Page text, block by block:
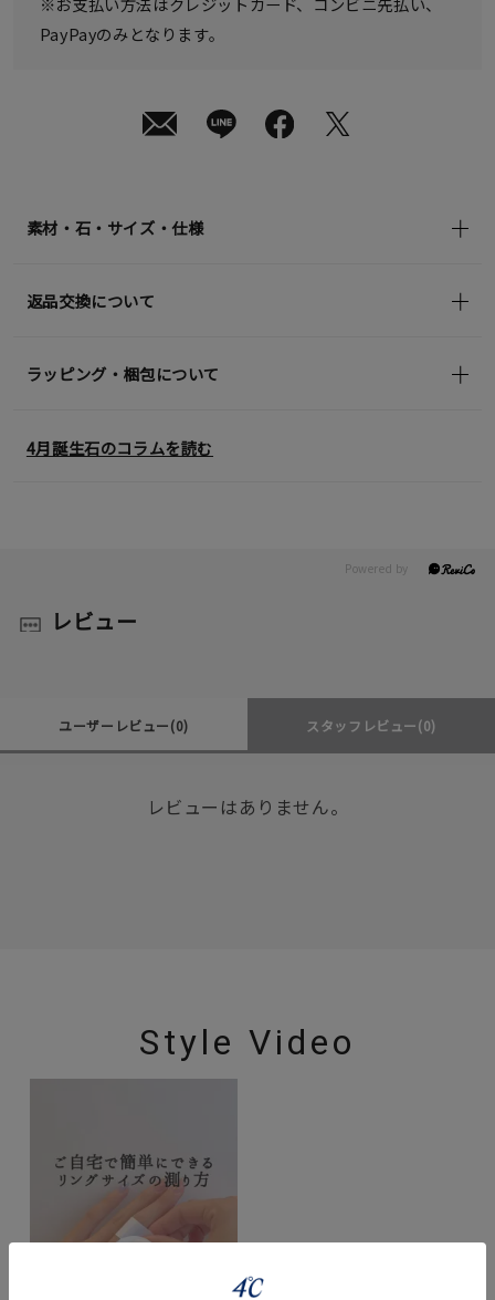
PayPayのみとなります。
素材・石・サイズ・仕様
返品交換について
ラッピング・梱包について
4月誕生石のコラムを読む
レビュー
ユーザーレビュー(0) スタッフレビュー(0)
レビューはありません。
Style Video